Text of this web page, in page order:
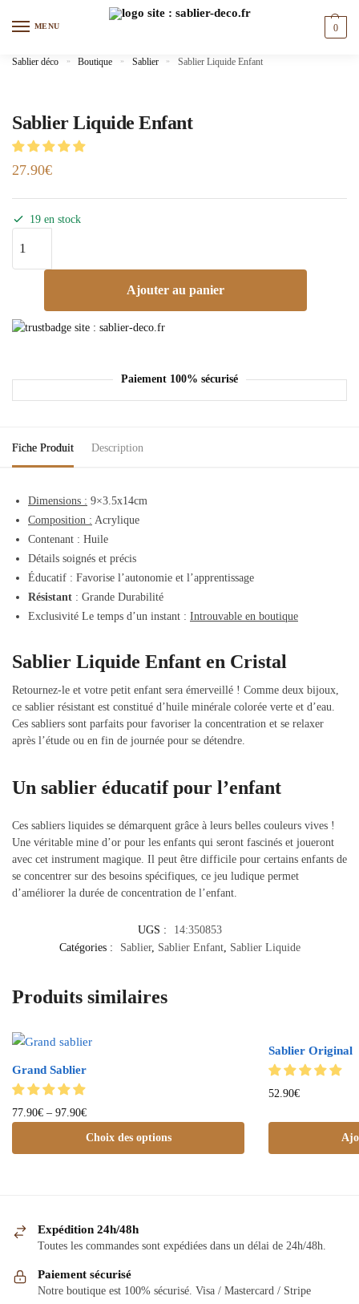
MENU 0
Sablier déco » Boutique » Sablier » Sablier Liquide Enfant
Sablier Liquide Enfant
27.90€
19 en stock
Ajouter au panier
Paiement 100% sécurisé
Fiche Produit Description
Dimensions : 9×3.5x14cm
Composition : Acrylique
Contenant : Huile
Détails soignés et précis
Éducatif : Favorise l’autonomie et l’apprentissage
Résistant : Grande Durabilité
Exclusivité Le temps d’un instant : Introuvable en boutique
Sablier Liquide Enfant en Cristal
Retournez-le et votre petit enfant sera émerveillé ! Comme deux bijoux,
ce sablier résistant est constitué d’huile minérale colorée verte et d’eau.
Ces sabliers sont parfaits pour favoriser la concentration et se relaxer
après l’étude ou en fin de journée pour se détendre.
Un sablier éducatif pour l’enfant
Ces sabliers liquides se démarquent grâce à leurs belles couleurs vives !
Une véritable mine d’or pour les enfants qui seront fascinés et joueront
avec cet instrument magique. Il peut être difficile pour certains enfants de
se concentrer sur des besoins spécifiques, ce jeu ludique permet
d’améliorer la durée de concentration de l’enfant.
UGS :
14:350853
Catégories :
Sablier, Sablier Enfant, Sablier Liquide
Produits similaires
Grand Sablier
77.90€ – 97.90€
Choix des options
Sablier Original
52.90€
Expédition 24h/48h
Toutes les commandes sont expédiées dans un délai de 24h/48h.
Paiement sécurisé
Notre boutique est 100% sécurisé. Visa / Mastercard / Stripe